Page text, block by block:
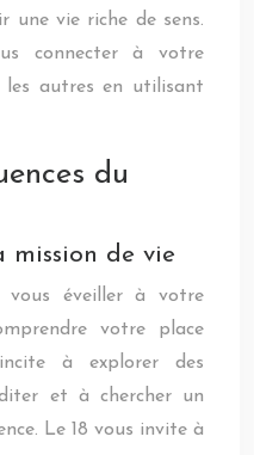
une vie riche de sens.
connecter à votre
autres en utilisant
du
mission de vie
vous éveiller à votre
votre place
à explorer des
et à chercher un
Le 18 vous invite à